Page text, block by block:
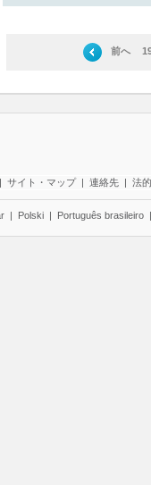
前へ
| サイト・マップ | 連絡先 | 法
| Polski | Português brasileiro